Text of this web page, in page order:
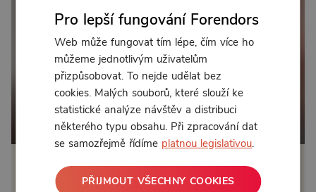
Od 125 Kč měsíčně nebo 39 Kč jednorázově
Zřídit předplatné
Pro lepší fungování Forendors
Web může fungovat tím lépe, čím více ho
můžeme jednotlivým uživatelům
přizpůsobovat. To nejde udělat bez
cookies. Malých souborů, které slouží ke
statistické analýze návštěv a distribuci
některého typu obsahu. Při zpracování dat
se samozřejmě řídíme platnou legislativou.
PŘIJMOUT VŠECHNY COOKIES